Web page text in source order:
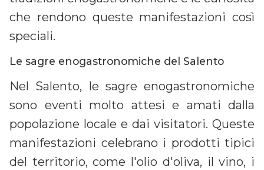
che rendono queste manifestazioni così
speciali.
Le sagre enogastronomiche del Salento
Nel Salento, le sagre enogastronomiche
sono eventi molto attesi e amati dalla
popolazione locale e dai visitatori. Queste
manifestazioni celebrano i prodotti tipici
del territorio, come l'olio d'oliva, il vino, i